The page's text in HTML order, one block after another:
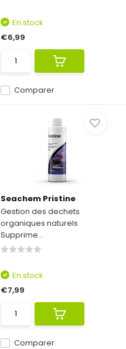
Comparer
En stock
€6,99
Seachem Pristine
Gestion des dechets
organiques naturels
Supprime...
Comparer
En stock
€7,99